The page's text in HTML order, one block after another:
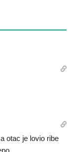
otac je lovio ribe